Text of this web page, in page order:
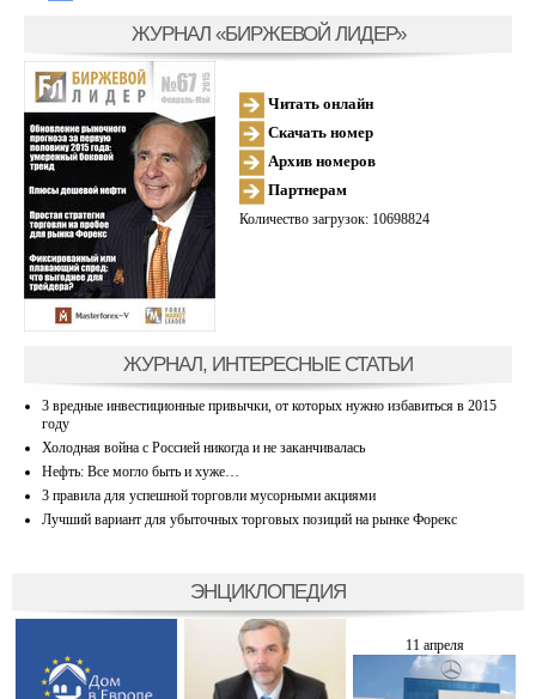
ЖУРНАЛ «БИРЖЕВОЙ ЛИДЕР»
Читать онлайн
Скачать номер
Архив номеров
Партнерам
Количество загрузок: 10698824
ЖУРНАЛ, ИНТЕРЕСНЫЕ СТАТЬИ
3 вредные инвестиционные привычки, от которых нужно избавиться в 2015
году
Холодная война с Россией никогда и не заканчивалась
Нефть: Все могло быть и хуже…
3 правила для успешной торговли мусорными акциями
Лучший вариант для убыточных торговых позиций на рынке Форекс
ЭНЦИКЛОПЕДИЯ
11 апреля